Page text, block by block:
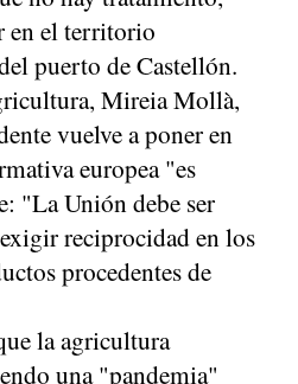
en el territorio
puerto de Castellón.
Mireia Mollà,
vuelve a poner en
europea "es
"La Unión debe ser
reciprocidad en los
procedentes de
la agricultura
una "pandemia"